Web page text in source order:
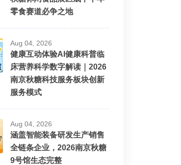
零食赛道必争之地
Aug 04, 2026
健康互动体验AI健康科普临
床营养科学数字解读｜2026
南京秋糖科技服务板块创新
服务模式
Aug 04, 2026
涵盖智能装备研发生产销售
全链条企业，2026南京秋糖
9号馆生态完整